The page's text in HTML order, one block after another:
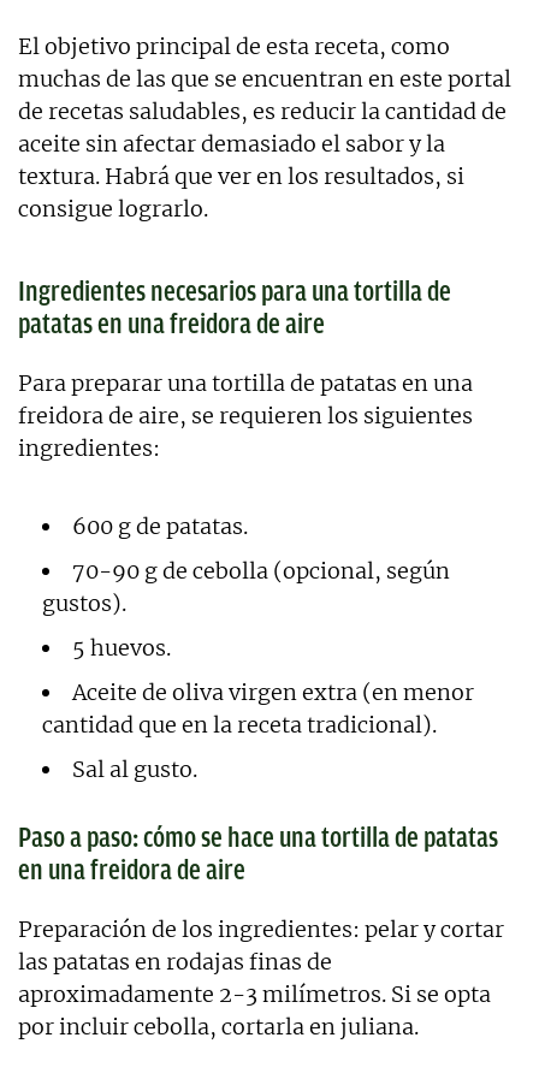
El objetivo principal de esta receta, como
muchas de las que se encuentran en este portal
de recetas saludables, es reducir la cantidad de
aceite sin afectar demasiado el sabor y la
textura. Habrá que ver en los resultados, si
consigue lograrlo.
Ingredientes necesarios para una tortilla de
patatas en una freidora de aire
Para preparar una tortilla de patatas en una
freidora de aire, se requieren los siguientes
ingredientes:
600 g de patatas.
70-90 g de cebolla (opcional, según
gustos).
5 huevos.
Aceite de oliva virgen extra (en menor
cantidad que en la receta tradicional).
Sal al gusto.
Paso a paso: cómo se hace una tortilla de patatas
en una freidora de aire
Preparación de los ingredientes: pelar y cortar
las patatas en rodajas finas de
aproximadamente 2-3 milímetros. Si se opta
por incluir cebolla, cortarla en juliana.